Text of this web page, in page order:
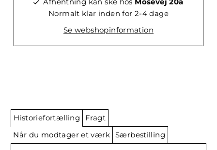
Normalt klar inden for 2-4 dage
Se webshopinformation
Historiefortælling
Fragt
Når du modtager et værk Særbestilling